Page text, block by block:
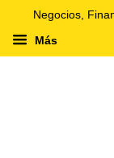
Negocios,
Más